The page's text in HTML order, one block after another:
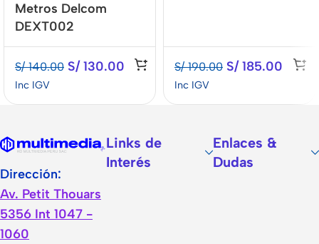
Metros Delcom
DEXT002
S/140.00 S/130.00
Inc IGV
S/190.00 S/185.00
Inc IGV
Dirección:
Av. Petit Thouars
5356 Int 1047 -
1060
Links de
Interés
Enlaces &
Dudas